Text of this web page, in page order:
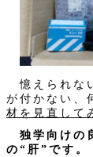
憶えられな
が付かない、
材を見直して
独学向けの
の“肝”です。